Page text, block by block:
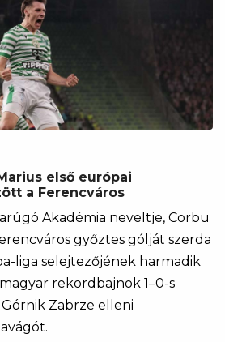
első európai
a Ferencváros
Akadémia neveltje, Corbu
győztes gólját szerda
liga selejtezőjének harmadik
rekordbajnok 1–0-s
Zabrze elleni